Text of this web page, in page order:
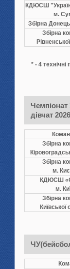
КДЮСШ
м.
Збірна
Збірна
* - 4 технічні
Чемпіонат
дівчат
Збірна
Збірна
м.
КДЮСШ
м.
Збірна
Київської